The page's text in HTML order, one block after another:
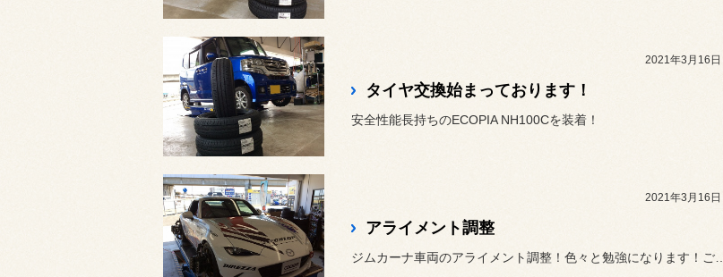
2021年3月16日
タイヤ交換始まっております！
安全性能長持ちのECOPIA NH100Cを装着！
2021年3月16日
アライメント調整